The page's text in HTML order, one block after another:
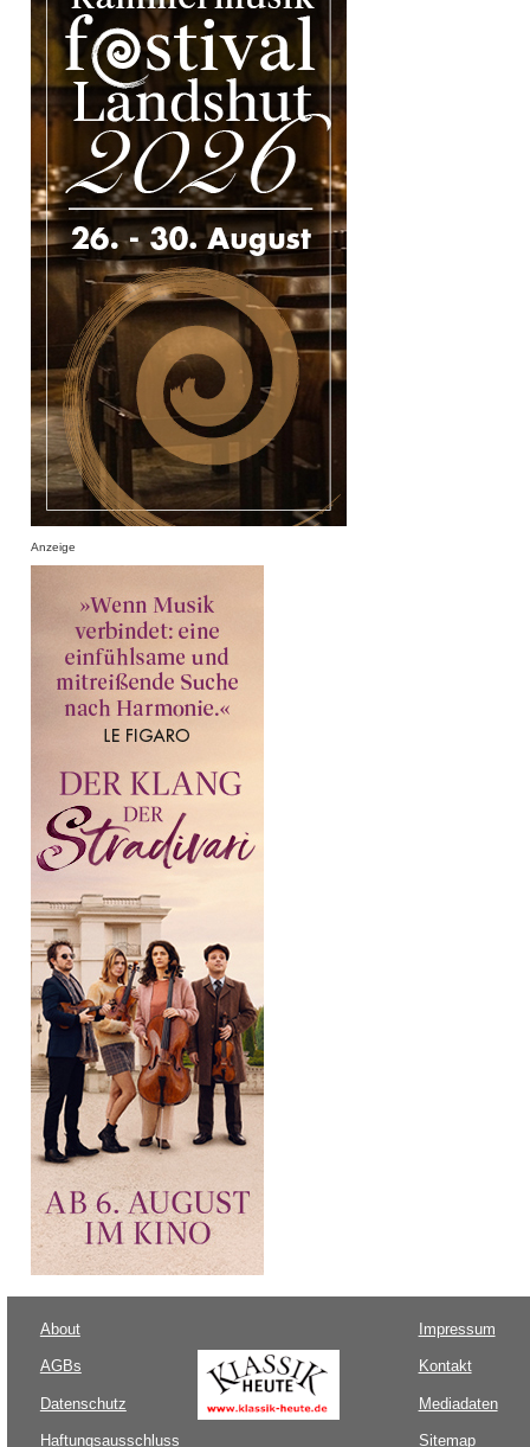
Anzeige
About
AGBs
Datenschutz
Haftungsausschluss
Impressum
Kontakt
Mediadaten
Sitemap